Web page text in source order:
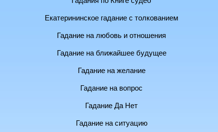
Екатерининское гадание с толкованием
Гадание на любовь и отношения
Гадание на ближайшее будущее
Гадание на желание
Гадание на вопрос
Гадание Да Нет
Гадание на ситуацию